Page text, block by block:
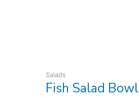
Salads
Fish Salad Bowl